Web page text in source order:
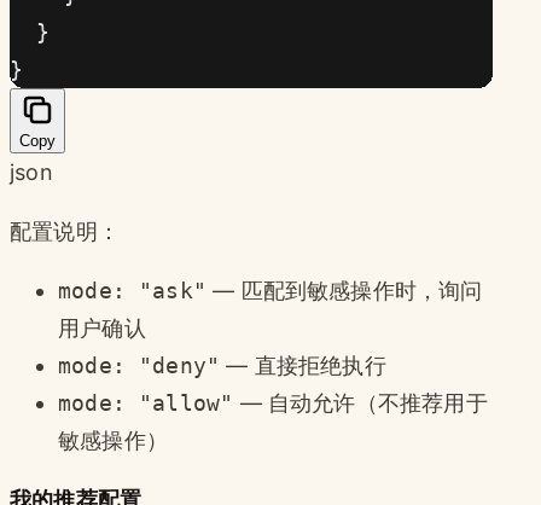
  }
}
Copy
json
配置说明：
mode: "ask" — 匹配到敏感操作时，询问
用户确认
mode: "deny" — 直接拒绝执行
mode: "allow" — 自动允许（不推荐用于
敏感操作）